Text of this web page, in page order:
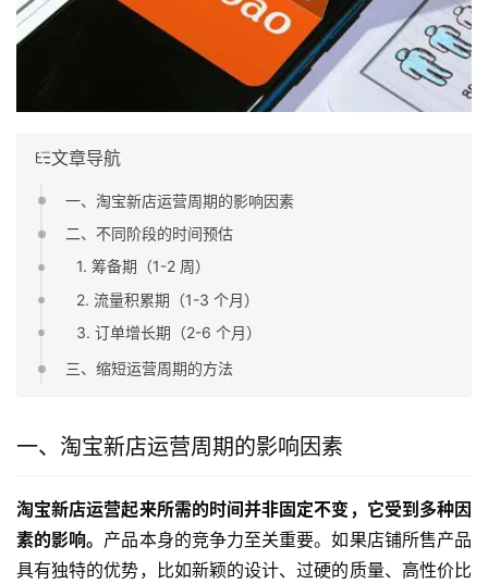
文章导航
一、淘宝新店运营周期的影响因素
二、不同阶段的时间预估
1. 筹备期（1-2 周）
2. 流量积累期（1-3 个月）
3. 订单增长期（2-6 个月）
三、缩短运营周期的方法
一、淘宝新店运营周期的影响因素
淘宝新店运营起来所需的时间并非固定不变，它受到多种因
素的影响。 产品本身的竞争力至关重要。如果店铺所售产品
具有独特的优势，比如新颖的设计、过硬的质量、高性价比